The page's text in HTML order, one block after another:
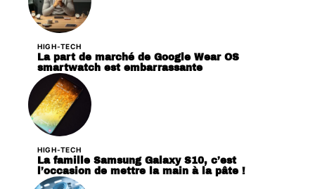
HIGH-TECH
La part de marché de Google Wear OS
smartwatch est embarrassante
HIGH-TECH
La famille Samsung Galaxy S10, c’est
l’occasion de mettre la main à la pâte !